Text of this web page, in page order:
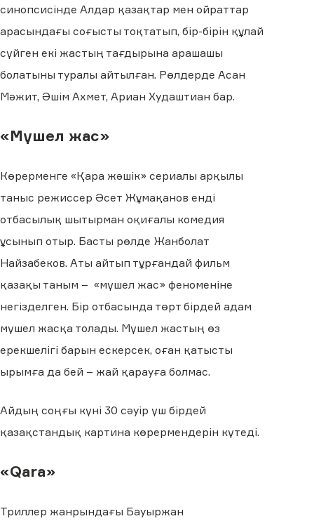
синопсисінде Алдар қазақтар мен ойраттар
арасындағы соғысты тоқтатып, бір-бірін құлай
сүйген екі жастың тағдырына арашашы
болатыны туралы айтылған. Рөлдерде Асан
Мәжит, Әшім Ахмет, Ариан Худаштиан бар.
«Мүшел жас»
Көрерменге «Қара жәшік» сериалы арқылы
таныс режиссер Әсет Жұмақанов енді
отбасылық шытырман оқиғалы комедия
ұсынып отыр. Басты рөлде Жанболат
Найзабеков. Аты айтып тұрғандай фильм
қазақы таным – «мүшел жас» феноменіне
негізделген. Бір отбасында төрт бірдей адам
мүшел жасқа толады. Мүшел жастың өз
ерекшелігі барын ескерсек, оған қатысты
ырымға да бей – жай қарауға болмас.
Айдың соңғы күні 30 сәуір үш бірдей
қазақстандық картина көрермендерін күтеді.
«Qara»
Триллер жанрындағы Бауыржан